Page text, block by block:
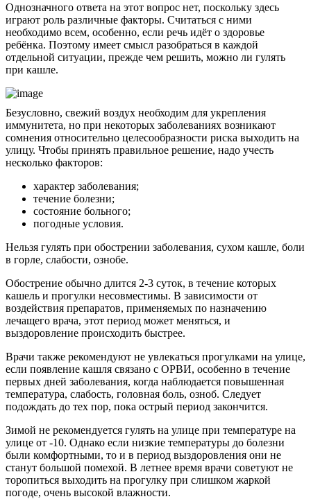
Однозначного ответа на этот вопрос нет, поскольку здесь
играют роль различные факторы. Считаться с ними
необходимо всем, особенно, если речь идёт о здоровье
ребёнка. Поэтому имеет смысл разобраться в каждой
отдельной ситуации, прежде чем решить, можно ли гулять
при кашле.
Безусловно, свежий воздух необходим для укрепления
иммунитета, но при некоторых заболеваниях возникают
сомнения относительно целесообразности риска выходить на
улицу. Чтобы принять правильное решение, надо учесть
несколько факторов:
характер заболевания;
течение болезни;
состояние больного;
погодные условия.
Нельзя гулять при обострении заболевания, сухом кашле, боли
в горле, слабости, ознобе.
Обострение обычно длится 2-3 суток, в течение которых
кашель и прогулки несовместимы. В зависимости от
воздействия препаратов, применяемых по назначению
лечащего врача, этот период может меняться, и
выздоровление происходить быстрее.
Врачи также рекомендуют не увлекаться прогулками на улице,
если появление кашля связано с ОРВИ, особенно в течение
первых дней заболевания, когда наблюдается повышенная
температура, слабость, головная боль, озноб. Следует
подождать до тех пор, пока острый период закончится.
Зимой не рекомендуется гулять на улице при температуре на
улице от -10. Однако если низкие температуры до болезни
были комфортными, то и в период выздоровления они не
станут большой помехой. В летнее время врачи советуют не
торопиться выходить на прогулку при слишком жаркой
погоде, очень высокой влажности.